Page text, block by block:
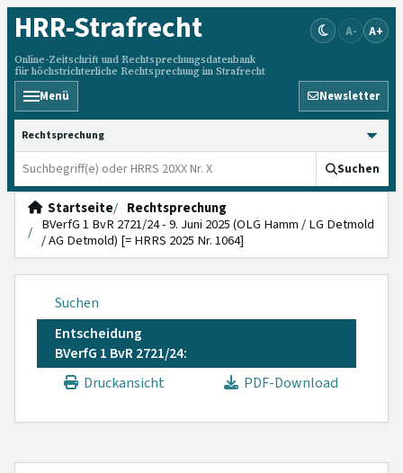
HRR-Strafrecht
Online-Zeitschrift und Rechtsprechungsdatenbank
für höchstrichterliche Rechtsprechung im Strafrecht
A- A+
Menü Newsletter
HRRS durchsuchen
Suchen
Startseite
Rechtsprechung
BVerfG 1 BvR 2721/24 - 9. Juni 2025 (OLG Hamm / LG Detmold
/ AG Detmold) [= HRRS 2025 Nr. 1064]
Suchen
Entscheidung
BVerfG 1 BvR 2721/24:
Druckansicht
PDF-Download